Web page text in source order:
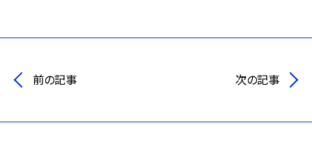
前の記事 次の記事